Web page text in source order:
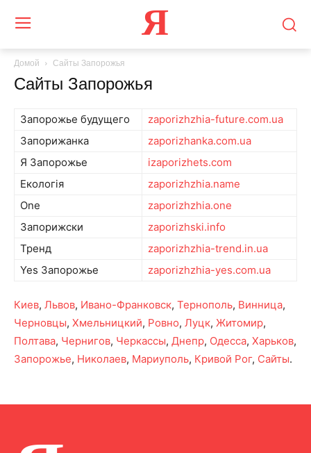
Я
Домой Сайты Запорожья
Сайты Запорожья
Запорожье будущего
zaporizhzhia-future.com.ua
Запорижанка
zaporizhanka.com.ua
Я Запорожье
izaporizhets.com
Екологія
zaporizhzhia.name
One
zaporizhzhia.one
Запорижски
zaporizhski.info
Тренд
zaporizhzhia-trend.in.ua
Yes Запорожье
zaporizhzhia-yes.com.ua
Киев, Львов, Ивано-Франковск, Тернополь, Винница,
Черновцы, Хмельницкий, Ровно, Луцк, Житомир,
Полтава, Чернигов, Черкассы, Днепр, Одесса, Харьков,
Запорожье, Николаев, Мариуполь, Кривой Рог, Сайты.